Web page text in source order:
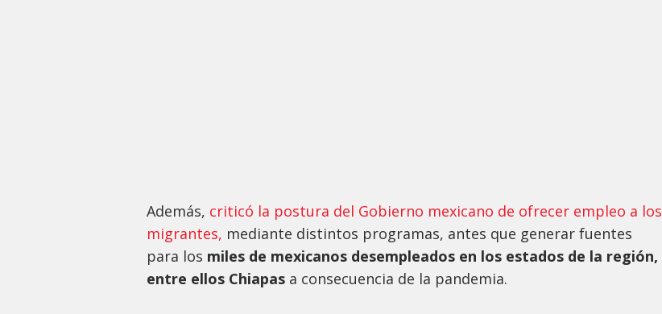
Además, criticó la postura del Gobierno mexicano de ofrecer empleo a los
migrantes, mediante distintos programas, antes que generar fuentes
para los miles de mexicanos desempleados en los estados de la región,
entre ellos Chiapas a consecuencia de la pandemia.